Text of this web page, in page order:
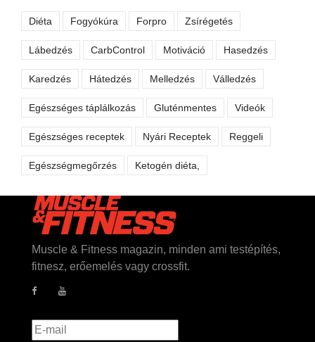
Diéta Fogyókúra Forpro Zsírégetés
Lábedzés CarbControl Motiváció Hasedzés
Karedzés Hátedzés Melledzés Válledzés
Egészséges táplálkozás Gluténmentes Videók
Egészséges receptek Nyári Receptek Reggeli
Egészségmegőrzés Ketogén diéta,
Muscle & Fitness magazin, minden ami testépítés,
fitnesz, erőemelés vagy crossfit.